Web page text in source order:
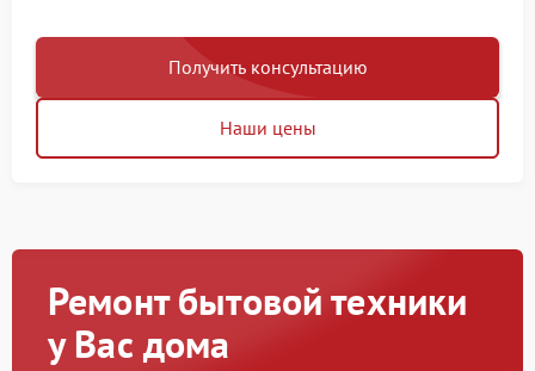
Получить консультацию
Наши цены
Ремонт бытовой техники
у Вас дома